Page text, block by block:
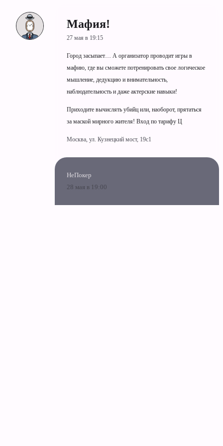
Мафия!
27 мая в 19:15
Город засыпает… А организатор проводит игры в
мафию, где вы сможете потренировать свое логическое
мышление, дедукцию и внимательность,
наблюдательность и даже актерские навыки!
Приходите вычислять убийц или, наоборот, прятаться
за маской мирного жителя! Вход по тарифу Ц
Москва, ул. Кузнецкий мост, 19c1
НеПокер
28 мая в 19:00